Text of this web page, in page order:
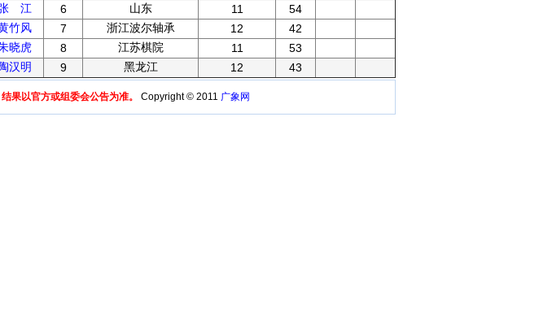
江 6 山东 11
54
竹风 7 浙江波尔轴承 12
42
晓虎 8 江苏棋院 11
53
陶汉明 9 黑龙江 12 43
果以官方或组委会公告为准。 Copyright © 2011 广象网